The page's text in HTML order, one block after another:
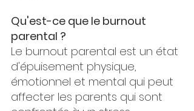
Qu'est-ce que le burnout
parental ?
Le burnout parental est un état
d'épuisement physique,
émotionnel et mental qui peut
affecter les parents qui sont